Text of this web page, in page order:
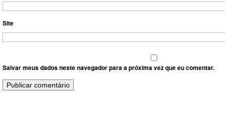
Site
Salvar meus dados neste navegador para a próxima vez que eu comentar.